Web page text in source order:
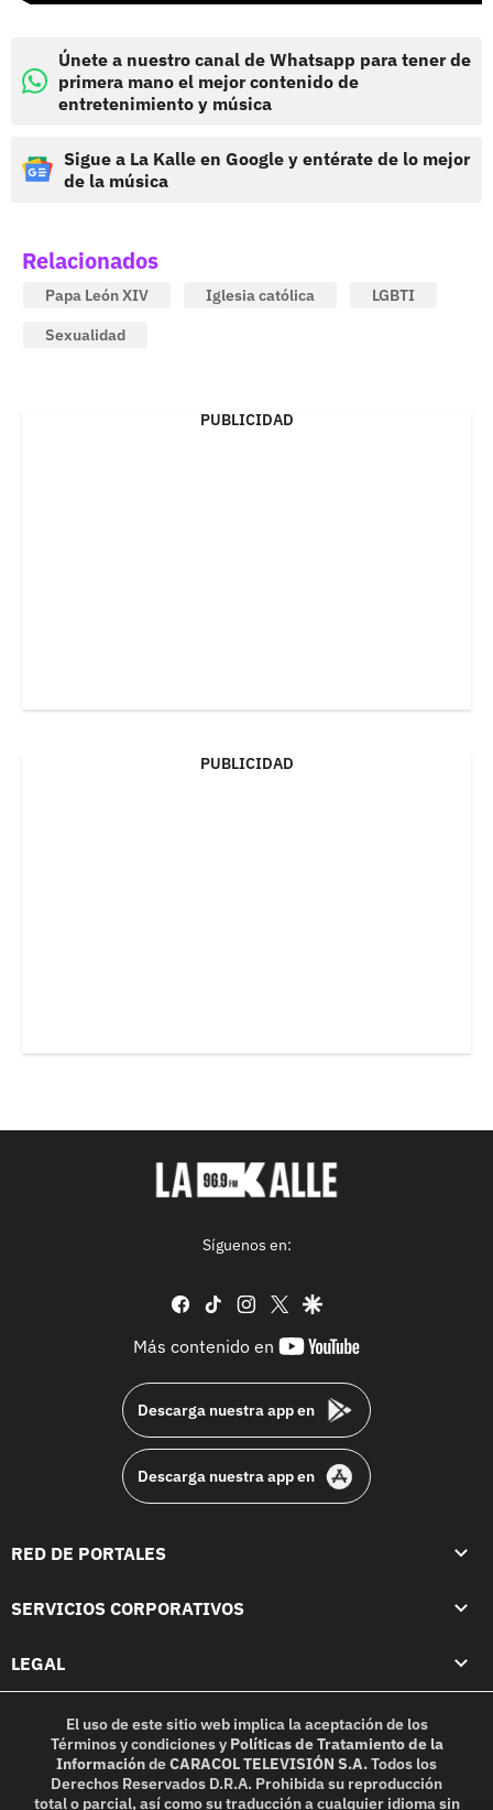
Únete a nuestro canal de Whatsapp para tener de
primera mano el mejor contenido de
entretenimiento y música
Sigue a La Kalle en Google y entérate de lo mejor
de la música
Relacionados
Papa León XIV Iglesia católica
LGBTI
Sexualidad
PUBLICIDAD
PUBLICIDAD
Síguenos en:
facebook
tiktok instagram
twittergoogle
Más contenido en
youtube-
Descarga nuestra app en
Descarga nuestra app en
RED DE PORTALES
SERVICIOS CORPORATIVOS
LEGAL
El uso de este sitio web implica la aceptación de los
Términos y condicionesy Políticas de Tratamiento de la
InformacióndeCARACOL TELEVISIÓN S.A.Todos los
Derechos Reservados D.R.A. Prohibida su reproducción
total o parcial, así como su traducción a cualquier idioma sin